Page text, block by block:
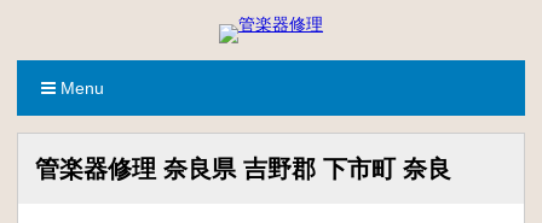
Menu
管楽器修理 奈良県 吉野郡 下市町 奈良